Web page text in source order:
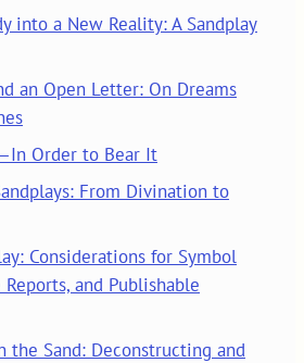
into a New Reality: A Sandplay
an Open Letter: On Dreams
Order to Bear It
From Divination to
Considerations for Symbol
Reports, and Publishable
the Sand: Deconstructing and